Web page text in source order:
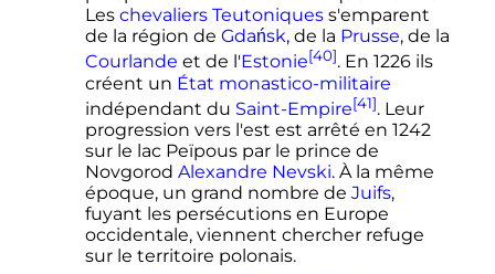
Les chevaliers Teutoniquess'emparent
de la région de Gdańsk, de la Prusse, de la
Courlande et de l'Estonie[40]. En 1226 ils
créent un État monastico-militaire
indépendant du Saint-Empire[41]. Leur
progression vers l'est est arrêté en 1242
sur le lac Peïpous par le prince de
Novgorod Alexandre Nevski. À la même
époque, un grand nombre de Juifs,
fuyant les persécutions en Europe
occidentale, viennent chercher refuge
sur le territoire polonais.